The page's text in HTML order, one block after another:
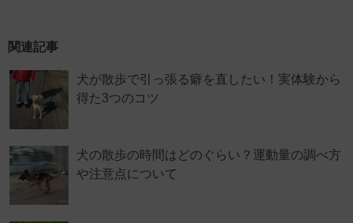
関連記事
犬が散歩で引っ張る癖を直したい！実体験から
得た3つのコツ
犬の散歩の時間はどのぐらい？運動量の調べ方
や注意点について